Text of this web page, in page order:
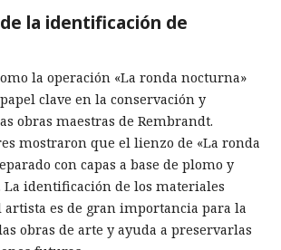
la identificación de
la operación «La ronda nocturna»
clave en la conservación y
obras maestras de Rembrandt.
mostraron que el lienzo de «La ronda
con capas a base de plomo y
identificación de los materiales
artista es de gran importancia para la
obras de arte y ayuda a preservarlas